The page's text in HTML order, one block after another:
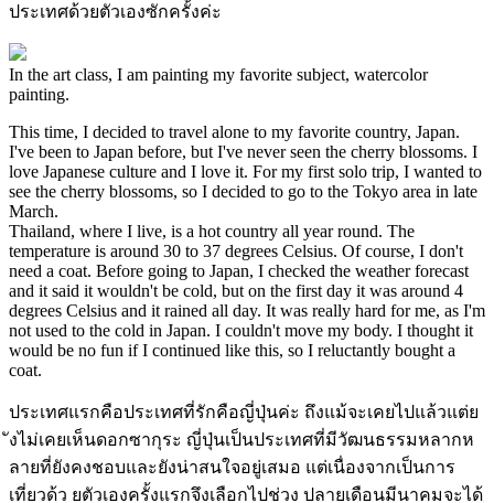
ประเทศด้วยตัวเองซักครั้งค่ะ
In the art class, I am painting my favorite subject, watercolor
painting.
This time, I decided to travel alone to my favorite country, Japan.
I've been to Japan before, but I've never seen the cherry blossoms. I
love Japanese culture and I love it. For my first solo trip, I wanted to
see the cherry blossoms, so I decided to go to the Tokyo area in late
March.
Thailand, where I live, is a hot country all year round. The
temperature is around 30 to 37 degrees Celsius. Of course, I don't
need a coat. Before going to Japan, I checked the weather forecast
and it said it wouldn't be cold, but on the first day it was around 4
degrees Celsius and it rained all day. It was really hard for me, as I'm
not used to the cold in Japan. I couldn't move my body. I thought it
would be no fun if I continued like this, so I reluctantly bought a
coat.
ประเทศแรกคือประเทศที่รักคือญี่ปุ่นค่ะ ถึงแม้จะเคยไปแล้วแต่ย
ังไม่เคยเห็นดอกซากุระ ญี่ปุ่นเป็นประเทศที่มีวัฒนธรรมหลากห
ลายที่ยังคงชอบและยังน่าสนใจอยู่เสมอ แต่เนื่องจากเป็นการ
เที่ยวด้ว ยตัวเองครั้งแรกจึงเลือกไปช่วง ปลายเดือนมีนาคมจะได้